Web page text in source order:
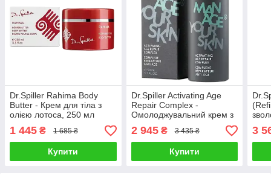
Dr.Spiller Rahima Body
Butter - Крем для тіла з
олією лотоса, 250 мл
1 445 ₴ 1 685 ₴
Купити
Dr.Spiller Activating Age
Repair Complex -
Омолоджувальний крем з
пептидами для чоловіків,
50 мл
2 945₴ 3 435 ₴
Купити
3